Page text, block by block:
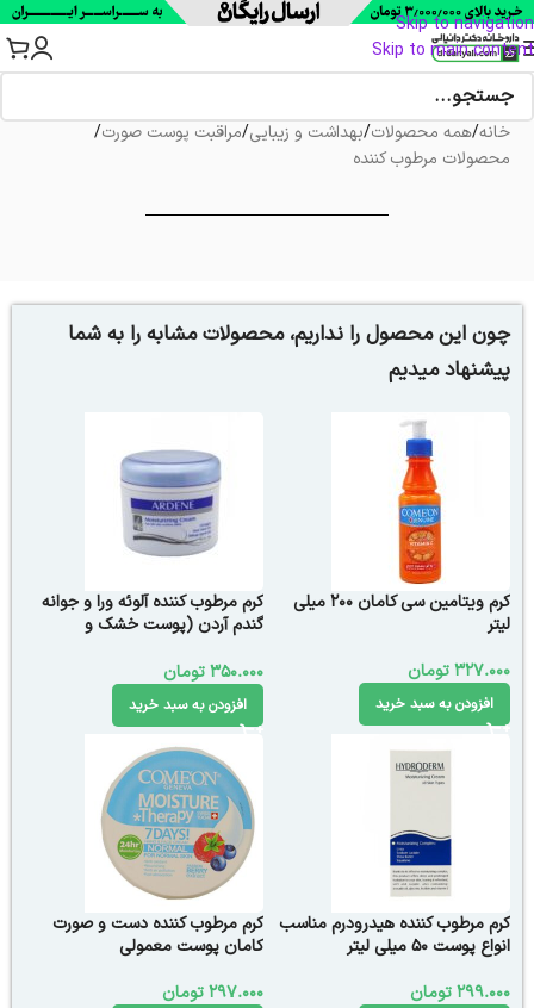
Skip to navigation
Skip to main content
خانه/همه محصولات/بهداشت و زیبایی/مراقبت پوست صورت/
محصولات مرطوب کننده
چون این محصول را نداریم، محصولات مشابه را به شما
پیشنهاد میدیم
کرم ویتامین سی کامان 200 میلی
لیتر
327.000تومان
افزودن به سبد خرید
کرم مرطوب کننده آلوئه ورا و جوانه
گندم آردن (پوست خشک و
350.000تومان
افزودن به سبد خرید
کرم مرطوب کننده هیدرودرم مناسب
انواع پوست ۵۰ میلی لیتر
299.000تومان
کرم مرطوب کننده دست و صورت
کامان پوست معمولی
297.000تومان